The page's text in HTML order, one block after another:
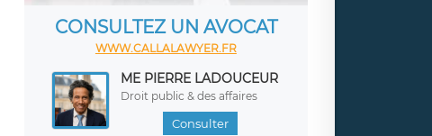
CONSULTEZ UN AVOCAT
WWW.CALLALAWYER.FR
ME PIERRE LADOUCEUR
Droit public & des affaires
Consulter